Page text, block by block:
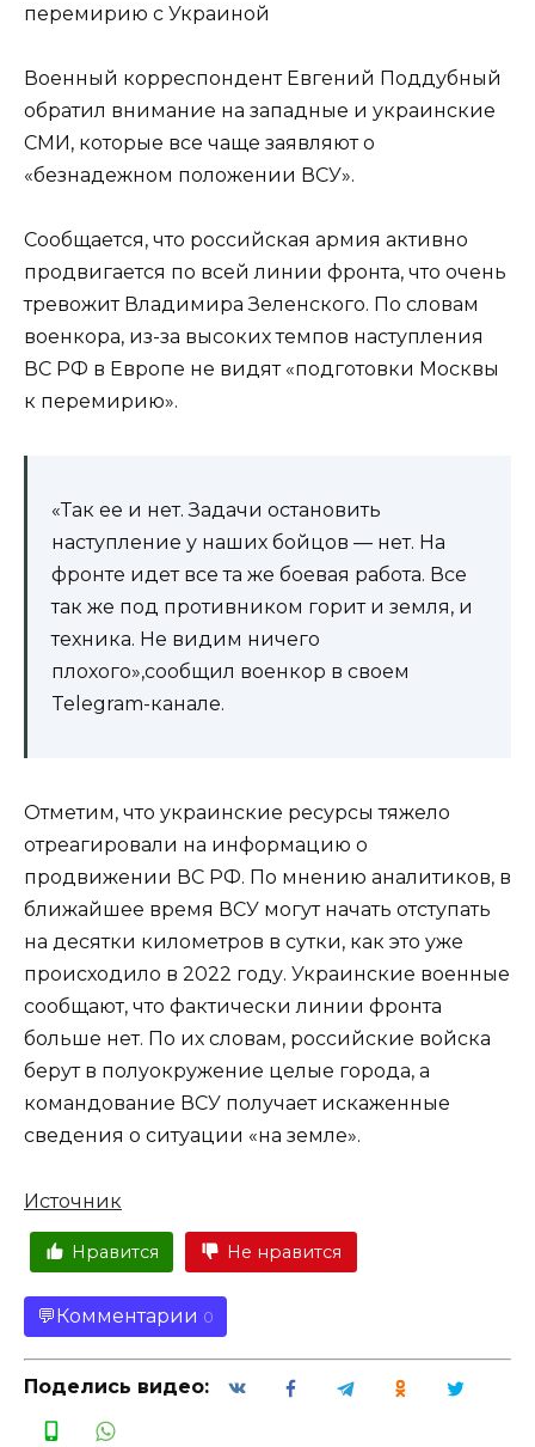
перемирию с Украиной
Военный корреспондент Евгений Поддубный
обратил внимание на западные и украинские
СМИ, которые все чаще заявляют о
«безнадежном положении ВСУ».
Сообщается, что российская армия активно
продвигается по всей линии фронта, что очень
тревожит Владимира Зеленского. По словам
военкора, из-за высоких темпов наступления
ВС РФ в Европе не видят «подготовки Москвы
к перемирию».
«Так ее и нет. Задачи остановить
наступление у наших бойцов — нет. На
фронте идет все та же боевая работа. Все
так же под противником горит и земля, и
техника. Не видим ничего
плохого»,сообщил военкор в своем
Telegram-канале.
Отметим, что украинские ресурсы тяжело
отреагировали на информацию о
продвижении ВС РФ. По мнению аналитиков, в
ближайшее время ВСУ могут начать отступать
на десятки километров в сутки, как это уже
происходило в 2022 году. Украинские военные
сообщают, что фактически линии фронта
больше нет. По их словам, российские войска
берут в полуокружение целые города, а
командование ВСУ получает искаженные
сведения о ситуации «на земле».
Источник
Нравится Не нравится
Комментарии 0
Поделись видео: